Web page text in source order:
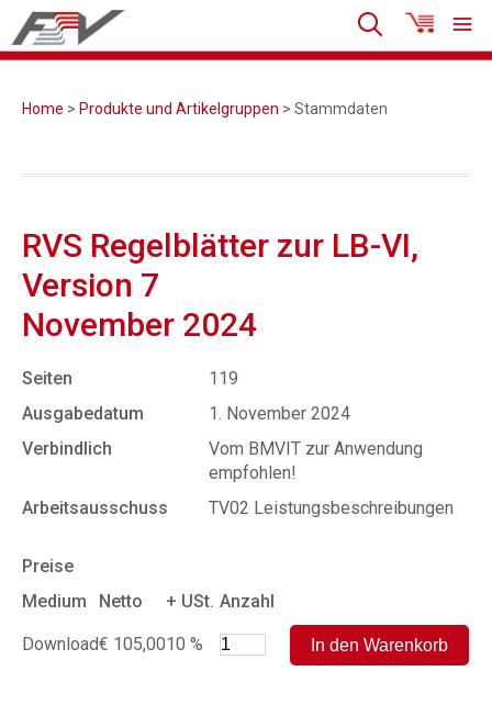
Home > Produkte und Artikelgruppen > Stammdaten
RVS Regelblätter zur LB-VI,
Version 7
November 2024
Seiten
119
Ausgabedatum
1. November 2024
Verbindlich
Vom BMVIT zur Anwendung
empfohlen!
Arbeitsausschuss
TV02 Leistungsbeschreibungen
Preise
Medium
Netto + USt. Anzahl
Download€ 105,0010 %